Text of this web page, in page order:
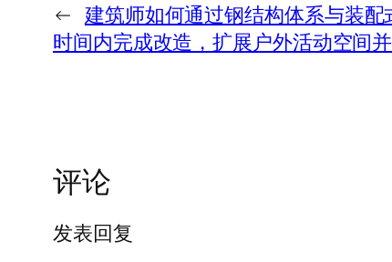
← 建筑师如何通过钢结构体系与装
时间内完成改造，扩展户外活动空间
评论
发表回复